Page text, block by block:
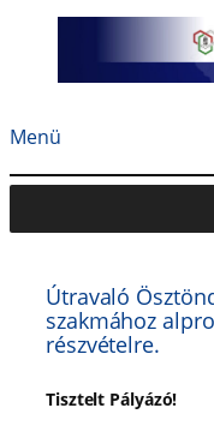
Menü
Útravaló
szakmához
részvételre.
Tisztelt Pályázó!